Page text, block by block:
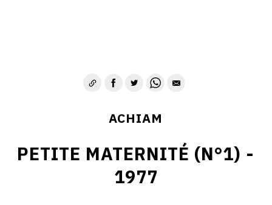
ACHIAM
PETITE MATERNITÉ (N°1) -
1977